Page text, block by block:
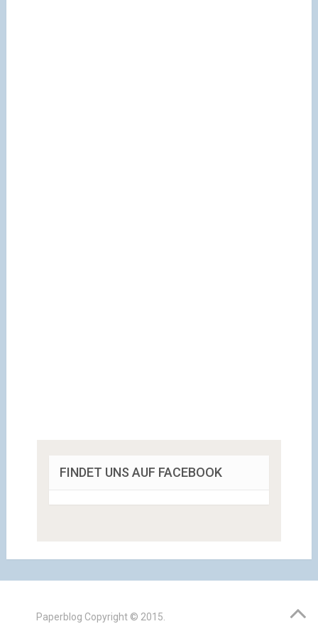
FINDET UNS AUF FACEBOOK
Paperblog Copyright © 2015.